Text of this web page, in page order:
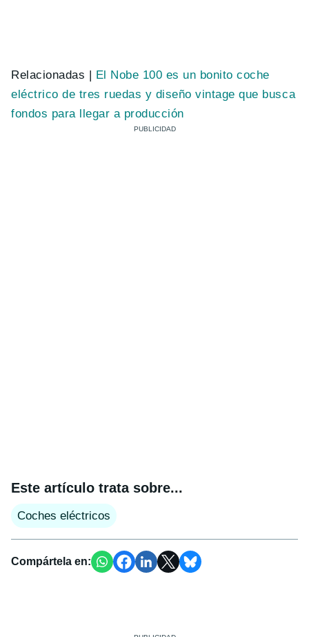
Relacionadas | El Nobe 100 es un bonito coche
eléctrico de tres ruedas y diseño vintage que busca
fondos para llegar a producción
Este artículo trata sobre...
Coches eléctricos
Compártela en: